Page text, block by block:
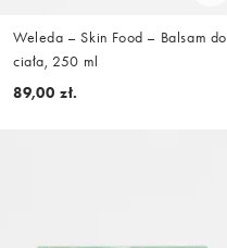
Weleda – Skin Food – Balsam do
ciała, 250 ml
89,00 zł.